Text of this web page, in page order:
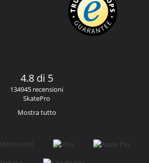
4.8 di 5
134945 recensioni
SkatePro
Mostra tutto